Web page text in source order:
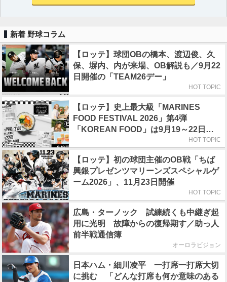
新着 野球コラム
【ロッテ】球団OBの橋本、渡辺俊、久
保、塀内、内が来場、OB解説も／9月22
日開催の「TEAM26デー」
HOT TOPIC
【ロッテ】史上最大級「MARINES
FOOD FESTIVAL 2026」第4弾
「KOREAN FOOD」は9月19～22日／
HOT TOPIC
【ロッテ】初の球団主催のOB戦「ちば
興銀プレゼンツマリーンズスペシャルゲ
ーム2026」、11月23日開催
HOT TOPIC
広島・ターノック 試練続くも中継ぎ起
用に光明 故障からの復帰期す／助っ人
前半戦通信簿
オーロラビジョン
日本ハム・細川凌平 一打席一打席大切
に挑む 「どんな打席も何か意味のある